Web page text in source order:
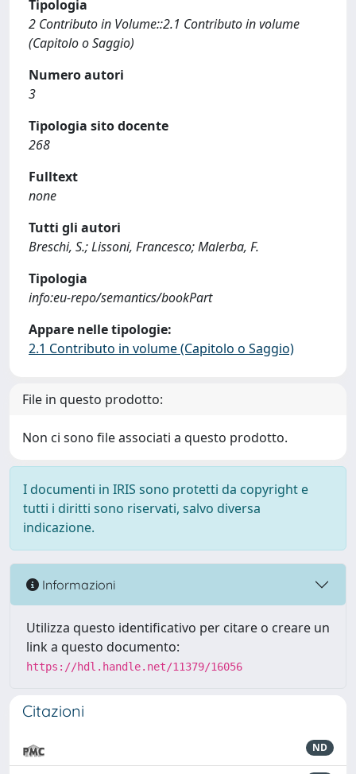
Tipologia
2 Contributo in Volume::2.1 Contributo in volume
(Capitolo o Saggio)
Numero autori
3
Tipologia sito docente
268
Fulltext
none
Tutti gli autori
Breschi, S.; Lissoni, Francesco; Malerba, F.
Tipologia
info:eu-repo/semantics/bookPart
Appare nelle tipologie:
2.1 Contributo in volume (Capitolo o Saggio)
File in questo prodotto:
Non ci sono file associati a questo prodotto.
I documenti in IRIS sono protetti da copyright e
tutti i diritti sono riservati, salvo diversa
indicazione.
Informazioni
Utilizza questo identificativo per citare o creare un
link a questo documento:
https://hdl.handle.net/11379/16056
Citazioni
ND